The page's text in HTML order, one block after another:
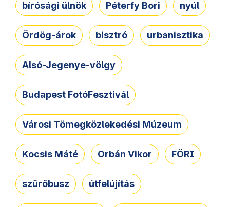
bírósági ülnök Péterfy Bori nyúl
Ördög-árok bisztró urbanisztika
Alsó-Jegenye-völgy
Budapest FotóFesztivál
Városi Tömegközlekedési Múzeum
Kocsis Máté Orbán Vikor FÖRI
szűrőbusz útfelújítás